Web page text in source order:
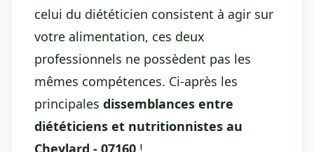
celui du diététicien consistent à agir sur
votre alimentation, ces deux
professionnels ne possèdent pas les
mêmes compétences. Ci-après les
principales dissemblances entre
diététiciens et nutritionnistes au
Cheylard - 07160 !